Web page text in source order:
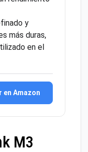
y
más duras,
en el
en Amazon
M3